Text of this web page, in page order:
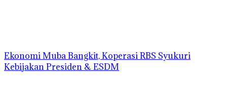
Ekonomi Muba Bangkit, Koperasi RBS Syukuri
Kebijakan Presiden & ESDM